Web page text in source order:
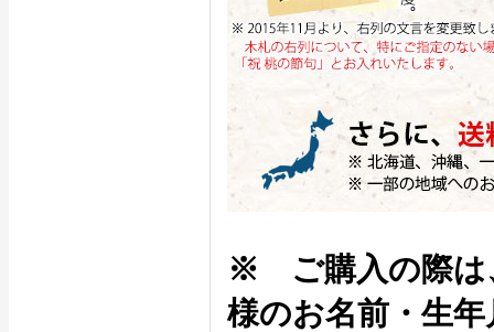
※ ご購入の際は
様のお名前・生